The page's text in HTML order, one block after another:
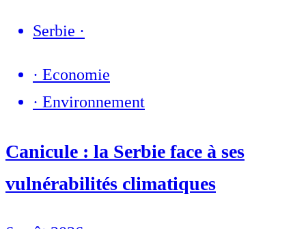
Serbie ·
· Economie
· Environnement
Canicule : la Serbie face à ses
vulnérabilités climatiques